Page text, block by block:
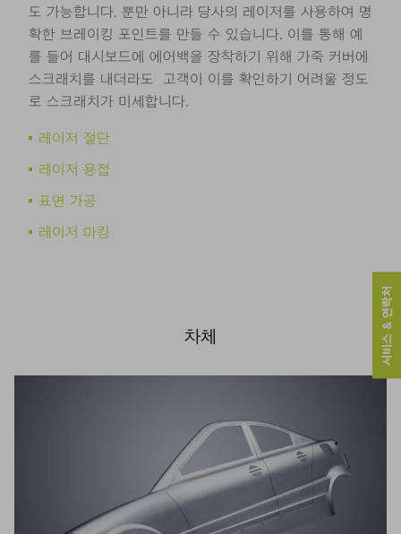
도 가능합니다. 뿐만 아니라 당사의 레이저를 사용하여 명
확한 브레이킹 포인트를 만들 수 있습니다. 이를 통해 예
를 들어 대시보드에 에어백을 장착하기 위해 가죽 커버에
스크래치를 내더라도 고객이 이를 확인하기 어려울 정도
로 스크래치가 미세합니다.
레이저 절단
레이저 용접
표면 가공
레이저 마킹
차체 서비스 & 연락처